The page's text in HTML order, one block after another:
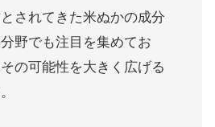
されてきた米ぬかの成分
野でも注目を集めてお
の可能性を大きく広げる